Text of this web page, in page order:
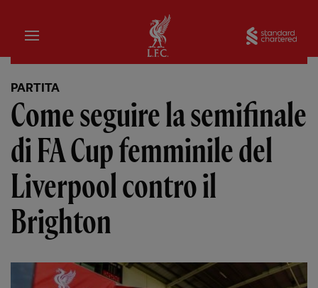
Iniziale
PARTITA
Come seguire la semifinale
di FA Cup femminile del
Liverpool contro il
Brighton